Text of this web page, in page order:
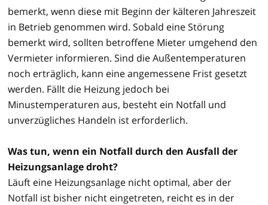
bemerkt, wenn diese mit Beginn der kälteren Jahreszeit
in Betrieb genommen wird. Sobald eine Störung
bemerkt wird, sollten betroffene Mieter umgehend den
Vermieter informieren. Sind die Außentemperaturen
noch erträglich, kann eine angemessene Frist gesetzt
werden. Fällt die Heizung jedoch bei
Minustemperaturen aus, besteht ein Notfall und
unverzügliches Handeln ist erforderlich.
Was tun, wenn ein Notfall durch den Ausfall der
Heizungsanlage droht?
Läuft eine Heizungsanlage nicht optimal, aber der
Notfall ist bisher nicht eingetreten, reicht es in der